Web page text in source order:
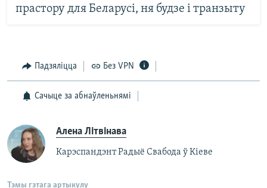
прастору для Беларусі, ня будзе і транзыту
Падзяліцца Без VPN
Сачыце за абнаўленьнямі
Алена Літвінава
Карэспандэнт Радыё Свабода ў Кіеве
Тэмы гэтага артыкулу